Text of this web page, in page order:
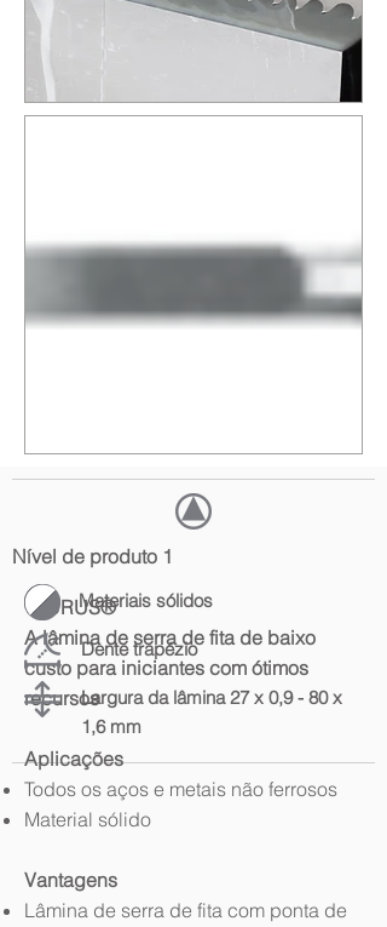
TAURUS®
A lâmina de serra de fita de baixo
custo para iniciantes com ótimos
recursos
Aplicações
Todos os aços e metais não ferrosos
Material sólido
Vantagens
Lâmina de serra de fita com ponta de
Nível de produto 1
Materiais sólidos
Dente trapézio
Largura da lâmina 27 x 0,9 - 80 x
1,6 mm